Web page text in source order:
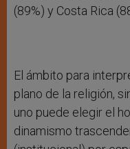
(89%) y Costa Rica
El ámbito para
plano de la religión,
uno puede elegir el
dinamismo